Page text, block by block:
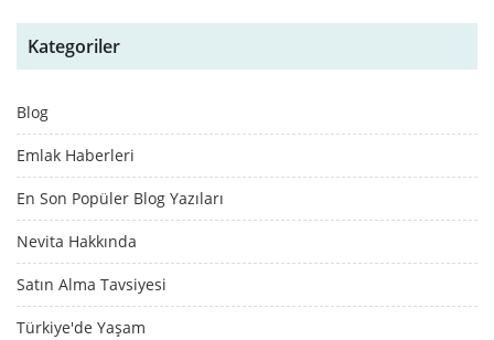
Kategoriler
Blog
Emlak Haberleri
En Son Popüler Blog Yazıları
Nevita Hakkında
Satın Alma Tavsiyesi
Türkiye'de Yaşam